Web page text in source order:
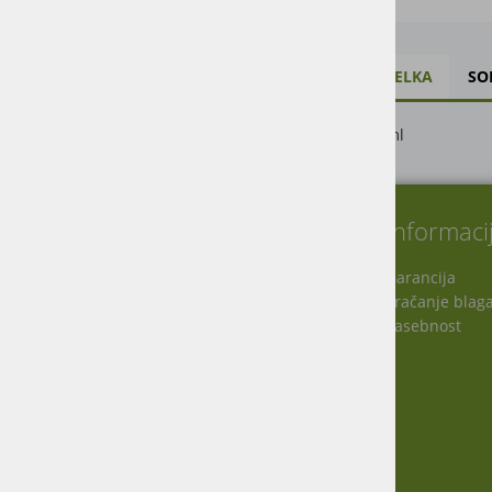
OPIS IZDELKA
Spraj: 400ml
Garancija
Vračanje blaga
Zasebnost